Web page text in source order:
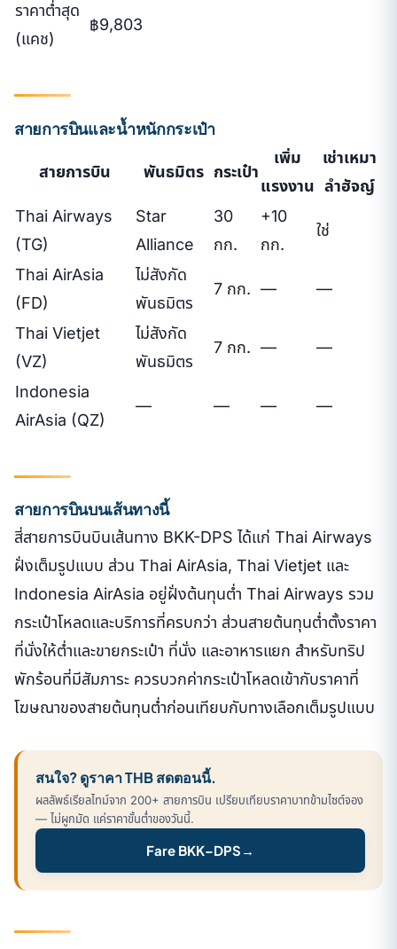
ราคาต่ำสุด
(แคช)
฿9,803
สายการบินและน้ำหนักกระเป๋า
สายการบิน พันธมิตร กระเป๋า
เพิ่ม
แรงงาน
เช่าเหมา
ลำฮัจญ์
Thai Airways
(TG)
Star
Alliance
30
กก.
+10
กก.
ใช่
Thai AirAsia
(FD)
ไม่สังกัด
พันธมิตร
7 กก. — —
Thai Vietjet
(VZ)
ไม่สังกัด
พันธมิตร
7 กก. — —
Indonesia
AirAsia (QZ)
— — — —
สายการบินบนเส้นทางนี้
สี่สายการบินบินเส้นทาง BKK-DPS ได้แก่ Thai Airways
ฝั่งเต็มรูปแบบ ส่วน Thai AirAsia, Thai Vietjet และ
Indonesia AirAsia อยู่ฝั่งต้นทุนต่ำ Thai Airways รวม
กระเป๋าโหลดและบริการที่ครบกว่า ส่วนสายต้นทุนต่ำตั้งราคา
ที่นั่งให้ต่ำและขายกระเป๋า ที่นั่ง และอาหารแยก สำหรับทริป
พักร้อนที่มีสัมภาระ ควรบวกค่ากระเป๋าโหลดเข้ากับราคาที่
โฆษณาของสายต้นทุนต่ำก่อนเทียบกับทางเลือกเต็มรูปแบบ
สนใจ? ดูราคา THB สดตอนนี้.
ผลลัพธ์เรียลไทม์จาก 200+ สายการบิน เปรียบเทียบราคาบาทข้ามไซต์จอง
— ไม่ผูกมัด แค่ราคาขั้นต่ำของวันนี้.
Fare BKK–DPS →